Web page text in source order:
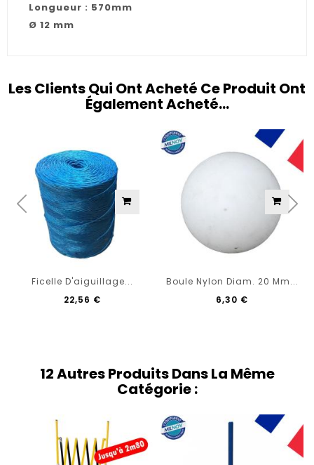
Longueur : 570mm
Ø 12 mm
Les Clients Qui Ont Acheté Ce Produit Ont
Également Acheté...
Ficelle D'aiguillage...
22,56 €
Boule Nylon Diam. 20 Mm...
6,30 €
12 Autres Produits Dans La Même
Catégorie :